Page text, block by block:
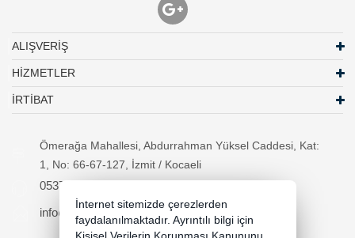
ALIŞVERİŞ
HİZMETLER
İRTİBAT
Ömerağa Mahallesi, Abdurrahman Yüksel Caddesi, Kat:
1, No: 66-67-127, İzmit / Kocaeli
05370294557
info@necipbilgisayar.net
İnternet sitemizde çerezlerden
faydalanılmaktadır. Ayrıntılı bilgi için